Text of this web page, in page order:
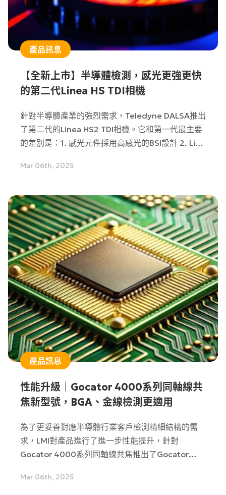
產品訊息
【全新上市】半導體檢測，感光更強更快
的第二代Linea HS TDI相機
針對半導體產業的強烈需求，Teledyne DALSA推出
了第二代的Linea HS2 TDI相機。它和第一代最主要
的差別是：1. 感光元件採用高感光的BSI設計 2. Line
HS2有何獨到之處吧！
Mar 06th, 2025
產品訊息
性能升級｜Gocator 4000系列同軸線共
焦新型號，BGA、金線檢測更適用
為了更妥善對應半導體行業客戶檢測精細結構的需
求，LMI對產品進行了進一步性能提升，針對
Gocator 4000系列同軸線共焦推出了Gocator
掃描簡單或複雜的材質表面，在檢測一些目標物應用
Mar 06th, 2025